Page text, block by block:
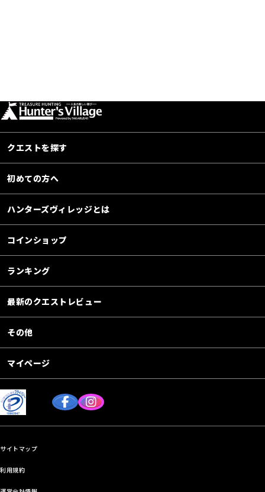
クエストを探す
初めての方へ
ハンターズヴィレッジとは
コインショップ
ランキング
最新のクエストレビュー
その他
マイページ
サイトマップ
利用規約